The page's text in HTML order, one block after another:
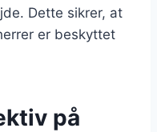
Dette sikrer, at
er beskyttet
på